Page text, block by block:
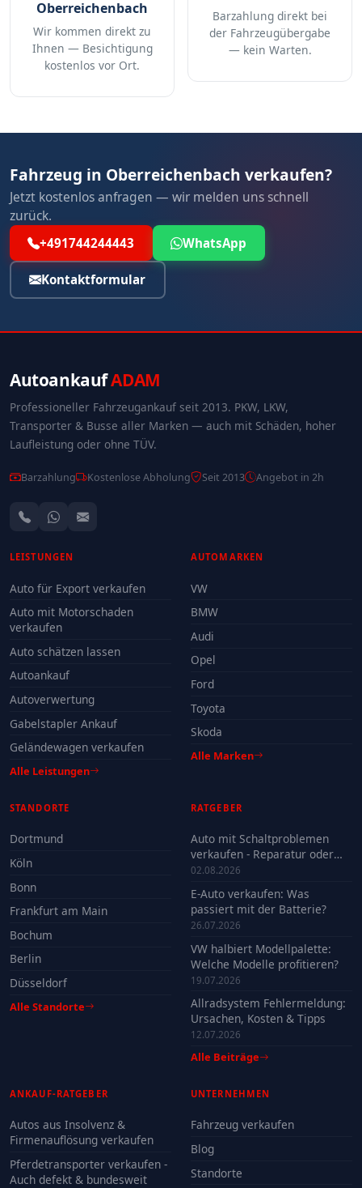
Oberreichenbach
Wir kommen direkt zu
Ihnen — Besichtigung
kostenlos vor Ort.
Barzahlung direkt bei
der Fahrzeugübergabe
— kein Warten.
Fahrzeug in Oberreichenbach verkaufen?
Jetzt kostenlos anfragen — wir melden uns schnell
zurück.
+491744244443 WhatsApp
Kontaktformular
AutoankaufADAM
Professioneller Fahrzeugankauf seit 2013. PKW, LKW,
Transporter & Busse aller Marken — auch mit Schäden, hoher
Laufleistung oder ohne TÜV.
Barzahlung Kostenlose Abholung Seit 2013 Angebot in 2h
LEISTUNGEN
Auto für Export verkaufen
Auto mit Motorschaden
verkaufen
Auto schätzen lassen
Autoankauf
Autoverwertung
Gabelstapler Ankauf
Geländewagen verkaufen
Alle Leistungen
AUTOMARKEN
VW
BMW
Audi
Opel
Ford
Toyota
Skoda
Alle Marken
STANDORTE
Dortmund
Köln
Bonn
Frankfurt am Main
Bochum
Berlin
Düsseldorf
Alle Standorte
RATGEBER
Auto mit Schaltproblemen
verkaufen - Reparatur oder
Verkauf?
02.08.2026
E-Auto verkaufen: Was
passiert mit der Batterie?
26.07.2026
VW halbiert Modellpalette:
Welche Modelle profitieren?
19.07.2026
Allradsystem Fehlermeldung:
Ursachen, Kosten & Tipps
12.07.2026
Alle Beiträge
ANKAUF-RATGEBER
Autos aus Insolvenz &
Firmenauflösung verkaufen
Pferdetransporter verkaufen -
Auch defekt & bundesweit
UNTERNEHMEN
Fahrzeug verkaufen
Blog
Standorte